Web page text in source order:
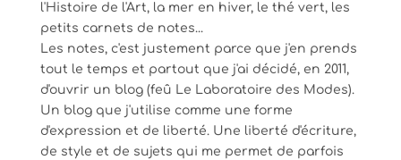
l'Histoire de l'Art, la mer en hiver, le thé vert, les
petits carnets de notes...
Les notes, c'est justement parce que j'en prends
tout le temps et partout que j'ai décidé, en 2011,
d'ouvrir un blog (feû Le Laboratoire des Modes).
Un blog que j'utilise comme une forme
d'expression et de liberté. Une liberté d'écriture,
de style et de sujets qui me permet de parfois